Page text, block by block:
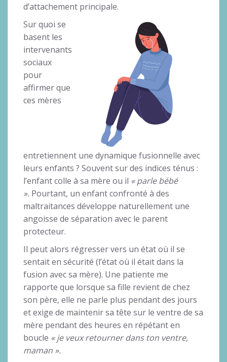
d’attachement principale.
Sur quoi se
basent les
intervenants
sociaux
pour
affirmer que
ces mères
entretiennent une dynamique fusionnelle avec
leurs enfants ? Souvent sur des indices ténus :
l’enfant colle à sa mère ou il « parle bébé
». Pourtant, un enfant confronté à des
maltraitances développe naturellement une
angoisse de séparation avec le parent
protecteur.
Il peut alors régresser vers un état où il se
sentait en sécurité (l’état où il était dans la
fusion avec sa mère). Une patiente me
rapporte que lorsque sa fille revient de chez
son père, elle ne parle plus pendant des jours
et exige de maintenir sa tête sur le ventre de sa
mère pendant des heures en répétant en
boucle « je veux retourner dans ton ventre,
maman ».